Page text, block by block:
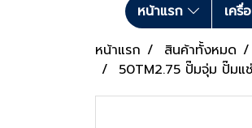
หน้าแรก เครื่
หน้าแรก
สินค้าทั้งหมด
50TM2.75 ปั๊มจุ่ม ปั๊มแ